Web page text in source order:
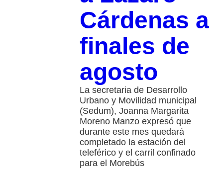
Cárdenas a
finales de
agosto
La secretaria de Desarrollo
Urbano y Movilidad municipal
(Sedum), Joanna Margarita
Moreno Manzo expresó que
durante este mes quedará
completado la estación del
teleférico y el carril confinado
para el Morebús